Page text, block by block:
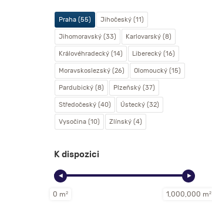
Praha (55) Jihočeský (11)
Jihomoravský (33) Karlovarský (8)
Královéhradecký (14) Liberecký (16)
Moravskoslezský (26) Olomoucký (15)
Pardubický (8) Plzeňský (37)
Středočeský (40) Ústecký (32)
Vysočina (10) Zlínský (4)
K dispozici
◄
0 m2
►
1,000,000 m2